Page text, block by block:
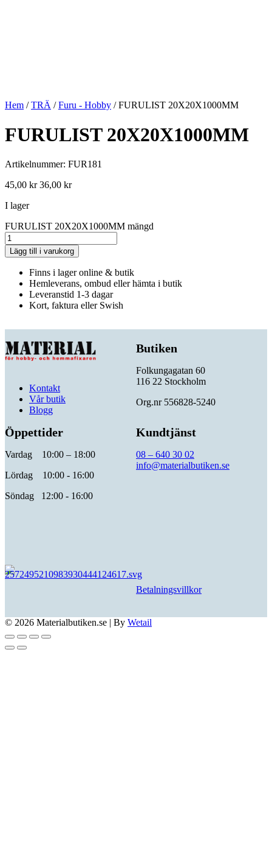
Hem /TRÄ /Furu - Hobby / FURULIST 20X20X1000MM
FURULIST 20X20X1000MM
Artikelnummer: FUR181
45,00 kr 36,00 kr
I lager
FURULIST 20X20X1000MM mängd
Lägg till i varukorg
Finns i lager online & butik
Hemleverans, ombud eller hämta i butik
Leveranstid 1-3 dagar
Kort, faktura eller Swish
Kontakt
Vår butik
Blogg
Butiken
Folkungagatan 60
116 22 Stockholm
Org.nr 556828-5240
Öppettider
Vardag 10:00 – 18:00
Lördag 10:00 - 16:00
Söndag 12:00 - 16:00
Kundtjänst
08 – 640 30 02
info@materialbutiken.se
Betalningsvillkor
© 2026 Materialbutiken.se | By Wetail